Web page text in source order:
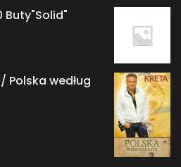
Buty"Solid"
Polska według